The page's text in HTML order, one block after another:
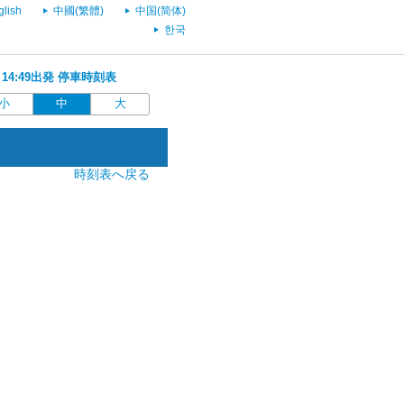
中國(繁體)
中国(简体)
한국
出発 停車時刻表
中 大
時刻表へ戻る